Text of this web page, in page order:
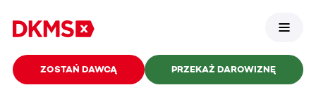
ZOSTAŃ DAWCĄ PRZEKAŻ DAROWIZNĘ